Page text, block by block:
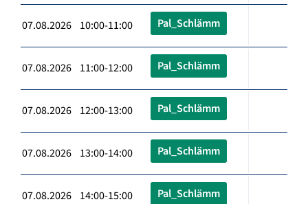
07.08.2026 10:00-11:00 Pal_Schlämm
07.08.2026 11:00-12:00 Pal_Schlämm
07.08.2026 12:00-13:00 Pal_Schlämm
07.08.2026 13:00-14:00 Pal_Schlämm
07.08.2026 14:00-15:00 Pal_Schlämm